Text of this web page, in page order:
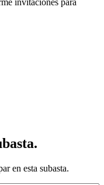
en esta subasta.